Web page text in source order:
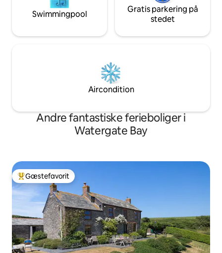
Swimmingpool
Gratis parkering på
stedet
Aircondition
Andre fantastiske ferieboliger i
Watergate Bay
Bedste gæstefavorit
Gæstefavorit